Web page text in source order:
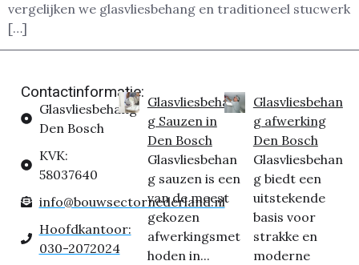
vergelijken we glasvliesbehang en traditioneel stucwerk
[…]
Contactinformatie:
Glasvliesbehang
Den Bosch
KVK:
58037640
info@bouwsectornederland.nl
Hoofdkantoor:
030-2072024
Glasvliesbehan
g Sauzen in
Den Bosch
Glasvliesbehan
g sauzen is een
van de meest
gekozen
afwerkingsmet
hoden in...
Glasvliesbehan
g afwerking
Den Bosch
Glasvliesbehan
g biedt een
uitstekende
basis voor
strakke en
moderne